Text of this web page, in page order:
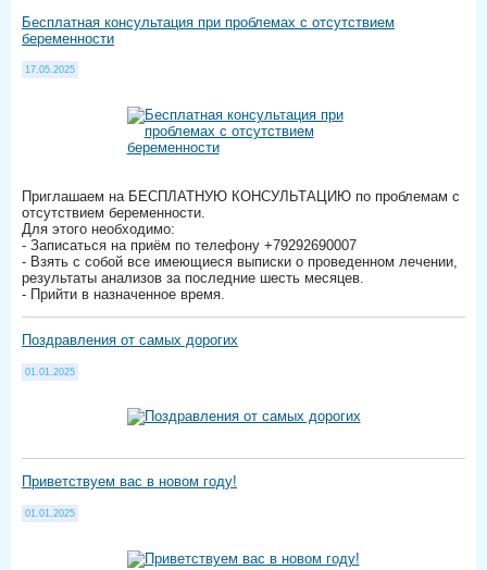
Бесплатная консультация при проблемах с отсутствием
беременности
17.05.2025
Приглашаем на БЕСПЛАТНУЮ КОНСУЛЬТАЦИЮ по проблемам с
отсутствием беременности.
Для этого необходимо:
- Записаться на приём по телефону +79292690007
- Взять с собой все имеющиеся выписки о проведенном лечении,
результаты анализов за последние шесть месяцев.
- Прийти в назначенное время.
Поздравления от самых дорогих
01.01.2025
Приветствуем вас в новом году!
01.01.2025